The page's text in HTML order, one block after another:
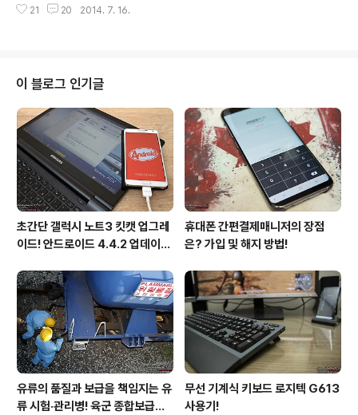
레이가 가능해졌다. 물론 PLS 패널의 현실감 넘치는 색감
어 먹는 수준이었다. 당시 나에게 한약은 몸에는 좋지만 특
성 설명회는 다소 의아한 주제였다. 언제부터 한약이 불신
의 대상이 되었을까? "한약에 대한 정확한 정보를 공유하
고 싶습니다!" 서울특별시 한의사회 박혁수 회장은 항간에
떠돌고 있는 한약 안정성에 대한 오해와 편견을 바로 잡기
위해 이번 설명회를 준비하였다며 아무쪼록 더 이상 사람
들이 불안해 하지 않고 필요에 따라 안..
21 20 2014. 7. 16.
이 블로그 인기글
초간단 갤럭시 노트3 킷캣 업그레
이드! 안드로이드 4.4.2 업데이트
휴대폰 간편결제매니저의 장점
은? 가입 및 해지 방법!
유류의 품질과 보급을 책임지는 유
류 시험·관리병! 육군 종합보급창
무선 기계식 키보드 로지텍 G613
사용기!